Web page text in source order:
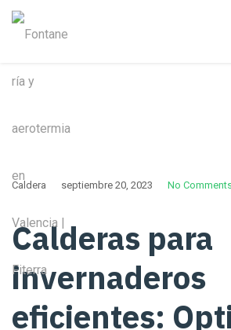
Caldera septiembre 20, 2023 No
Calderas para
invernaderos
eficientes: